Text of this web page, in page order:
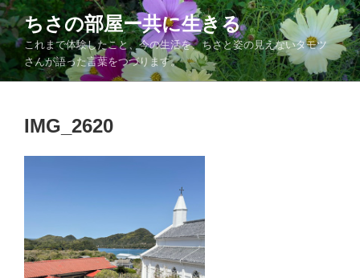
コ
ン
テ
ン
ツ
ちさの部屋ー共に生きる
これまで体験したこと、今の生活を、ちさと姿の見えないタモツ
さんが語った言葉をつづります。
IMG_2620